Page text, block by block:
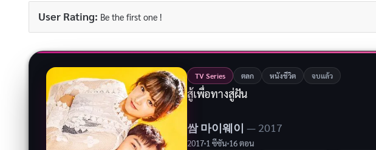
User Rating: Be the first one !
TV Series ตลก หนังชีวิต จบแล้ว
สู้เพื่อทางสู่ฝัน
쌈 마이웨이 — 2017
2017 1 ซีซัน 16 ตอน